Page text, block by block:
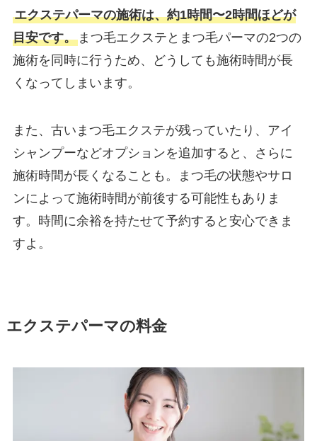
エクステパーマの施術は、約1時間〜2時間ほどが
目安です。まつ毛エクステとまつ毛パーマの2つの
施術を同時に行うため、どうしても施術時間が長
くなってしまいます。
また、古いまつ毛エクステが残っていたり、アイ
シャンプーなどオプションを追加すると、さらに
施術時間が長くなることも。まつ毛の状態やサロ
ンによって施術時間が前後する可能性もありま
す。時間に余裕を持たせて予約すると安心できま
すよ。
エクステパーマの料金